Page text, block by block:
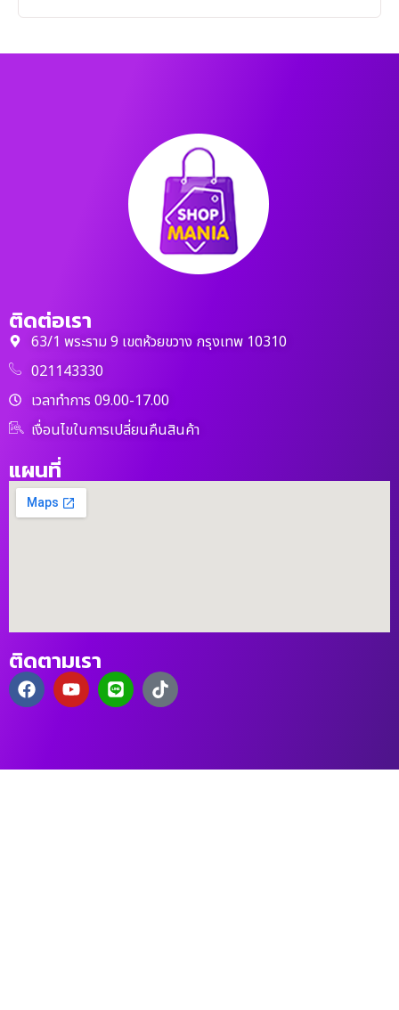
ติดต่อเรา
63/1 พระราม 9 เขตห้วยขวาง กรุงเทพ 10310
021143330
เวลาทำการ 09.00-17.00
เงื่อนไขในการเปลี่ยนคืนสินค้า
แผนที่
ติดตามเรา